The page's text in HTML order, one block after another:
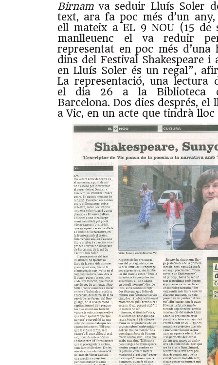
Birnamva seduir Lluís Soler
text, ara fa poc més d’un
ell mateix a EL 9 NOU (15 de
manlleuenc el va reduir
representat en poc més d’una
dins del Festival Shakespeare
en Lluís Soler és un regal”,
La representació, una lectura
el dia 26 a la Biblioteca
Barcelona. Dos dies després, el
a Vic, en un acte que tindrà lloc